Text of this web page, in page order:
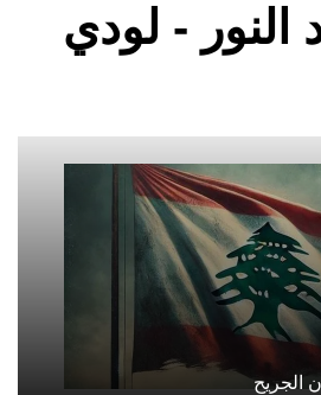
النور - لودي
الجريح